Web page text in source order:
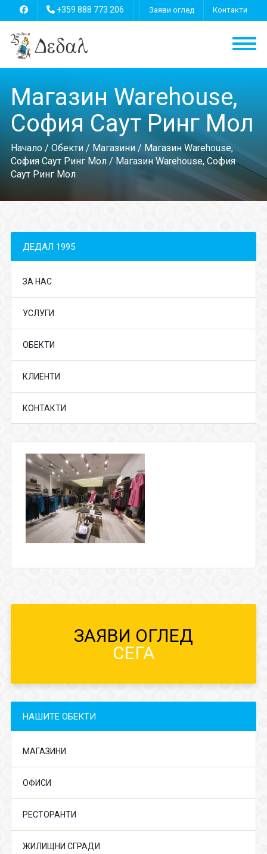
+359 888 773 206 Заяви оглед Контакти
Магазин Warehouse,
София Саут Ринг Мол
Начало/ Обекти/ Магазини/ Магазин Warehouse,
София Саут Ринг Мол/ Магазин Warehouse, София
Саут Ринг Мол
ДЕДАЛ 1995
ЗА НАС
УСЛУГИ
ОБЕКТИ
КЛИЕНТИ
КОНТАКТИ
ЗАЯВИ ОГЛЕД
СЕГА
НАШИТЕ ОБЕКТИ
МАГАЗИНИ
ОФИСИ
РЕСТОРАНТИ
ЖИЛИЩНИ СГРАДИ